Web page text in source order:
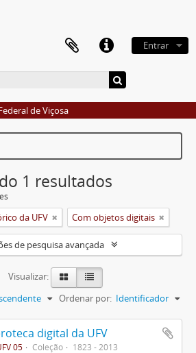
Entrar
de Viçosa
1 resultados
da UFV Com objetos digitais
de pesquisa avançada
Visualizar:
Ordenar por: Identificador
digital da UFV
05 Coleção 1823 - 2013